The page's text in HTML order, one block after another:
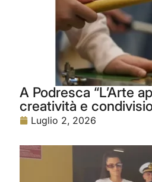
A Podresca “L’Arte
creatività e
Luglio 2, 2026